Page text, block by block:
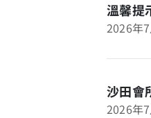
溫馨提
2026年
沙田會
2026年